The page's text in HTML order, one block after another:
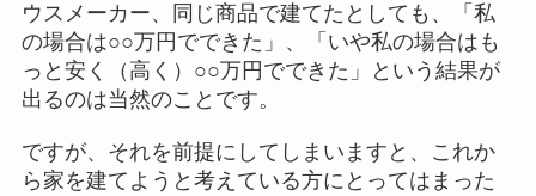
ウスメーカー、同じ商品で建てたとしても、「私
の場合は○○万円でできた」、「いや私の場合はも
っと安く（高く）○○万円でできた」という結果が
出るのは当然のことです。
ですが、それを前提にしてしまいますと、これか
ら家を建てようと考えている方にとってはまった